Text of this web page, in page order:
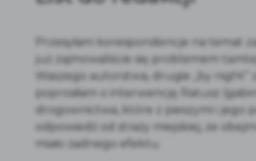
Przesyłam korespondencje na temat
już zajmowaliście się problemem
Waszego autorstwa, drugie „by
poprosiłam o interwencję Ratusz
drogownictwa, które z pieszymi i jego
odpowiedź od straży miejskiej, że
miało żadnego efektu.